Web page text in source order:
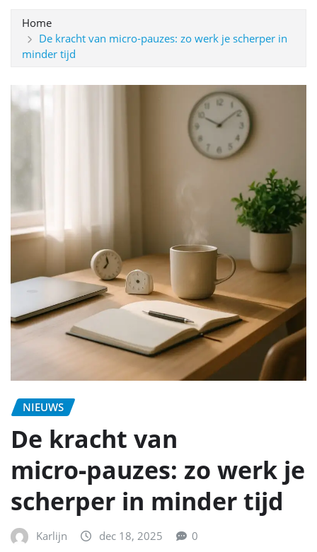
Home
De kracht van micro‑pauzes: zo werk je scherper in
minder tijd
NIEUWS
De kracht van
micro‑pauzes: zo werk je
scherper in minder tijd
Karlijn dec 18, 2025 0